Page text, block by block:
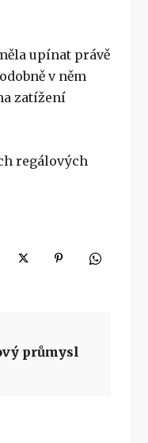
upínat právě
v něm
zatížení
regálových
průmysl